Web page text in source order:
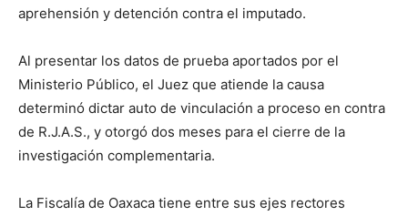
aprehensión y detención contra el imputado.
Al presentar los datos de prueba aportados por el
Ministerio Público, el Juez que atiende la causa
determinó dictar auto de vinculación a proceso en contra
de R.J.A.S., y otorgó dos meses para el cierre de la
investigación complementaria.
La Fiscalía de Oaxaca tiene entre sus ejes rectores